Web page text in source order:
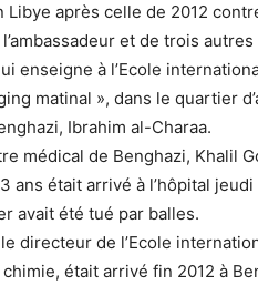
Libye après celle de 2012
et de trois
enseigne à l’Ecole
matinal », dans le quartier
Ibrahim al-Charaa.
médical de Benghazi, Khalil
ans était arrivé à l’hôpital jeudi
avait été tué par balles.
directeur de l’Ecole
était arrivé fin 2012 à